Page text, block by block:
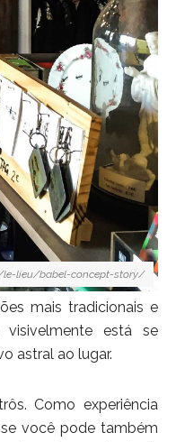
le-lieu/babel-concept-story/
mais tradicionais e
está se
astral ao lugar.
Como experiência
você pode também